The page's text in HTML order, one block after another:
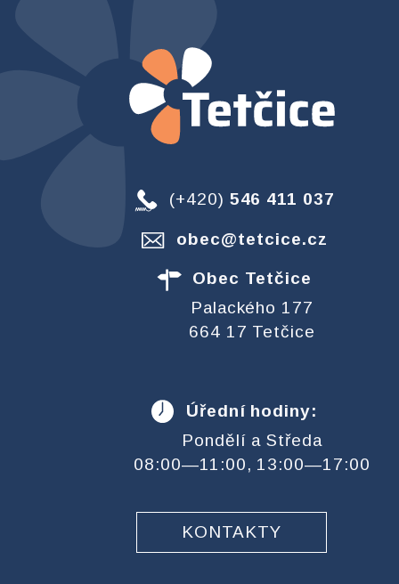
(+420) 546 411 037
obec@tetcice.cz
Obec Tetčice
Palackého 177
664 17 Tetčice
Úřední hodiny:
Pondělí a Středa
08:00—11:00, 13:00—17:00
KONTAKTY